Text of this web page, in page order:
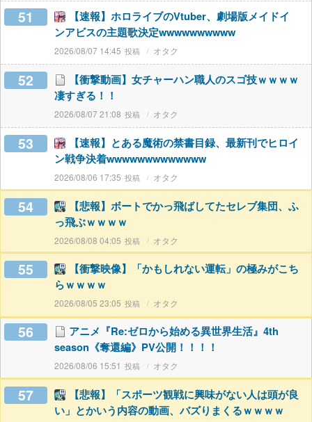
51
【速報】ホロライブのVtuber、劇場版メイドイ
ンアビスの主題歌決定wwwwwwwwww
2026/08/07 14:45 オタク
52
【衝撃動画】女チャーハン職人のスゴ技ｗｗｗｗ
凄すぎる！！
2026/08/07 21:08 オタク
53
【速報】とある魔術の禁書目録、最新刊でヒロイ
ン戦争決着wwwwwwwwwwwww
2026/08/06 17:35 オタク
54
【悲報】ボートでかっ飛ばしてたセレブ集団、ふ
っ飛ぶｗｗｗｗ
2026/08/08 04:05 オタク
55
【衝撃映像】「かもしれない運転」の極みがこち
らｗｗｗｗ
2026/08/05 23:05 オタク
56
アニメ『Re:ゼロから始める異世界生活』4th
season《奪還編》PV公開！！！！
2026/08/06 15:51 オタク
57
【悲報】「スポーツ観戦に興味がない人は頭が良
い」とかいう内容の動画、バズりまくるｗｗｗｗ